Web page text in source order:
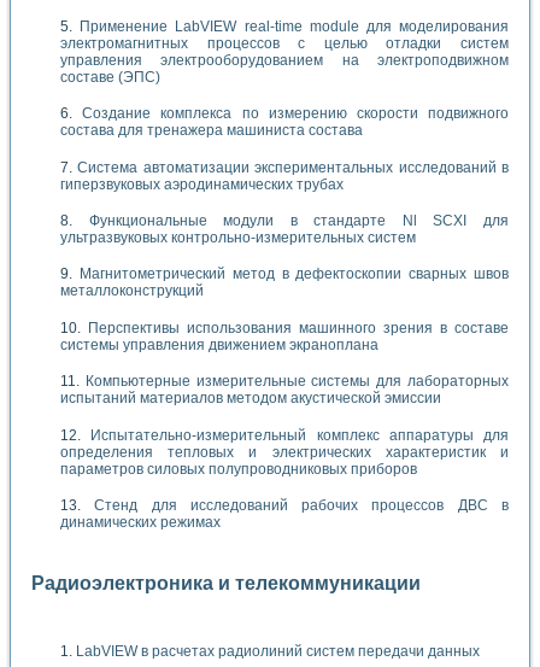
Применение LabVIEW real-time module для моделирования
электромагнитных процессов с целью отладки систем
управления электрооборудованием на электроподвижном
составе (ЭПС)
Создание комплекса по измерению скорости подвижного
состава для тренажера машиниста состава
Система автоматизации экспериментальных исследований в
гиперзвуковых аэродинамических трубах
Функциональные модули в стандарте Nl SCXI для
ультразвуковых контрольно-измерительных систем
Магнитометрический метод в дефектоскопии сварных швов
металлоконструкций
Перспективы использования машинного зрения в составе
системы управления движением экраноплана
Компьютерные измерительные системы для лабораторных
испытаний материалов методом акустической эмиссии
Испытательно-измерительный комплекс аппаратуры для
определения тепловых и электрических характеристик и
параметров силовых полупроводниковых приборов
Стенд для исследований рабочих процессов ДВС в
динамических режимах
Радиоэлектроника и телекоммуникации
LabVIEW в расчетах радиолиний систем передачи данных